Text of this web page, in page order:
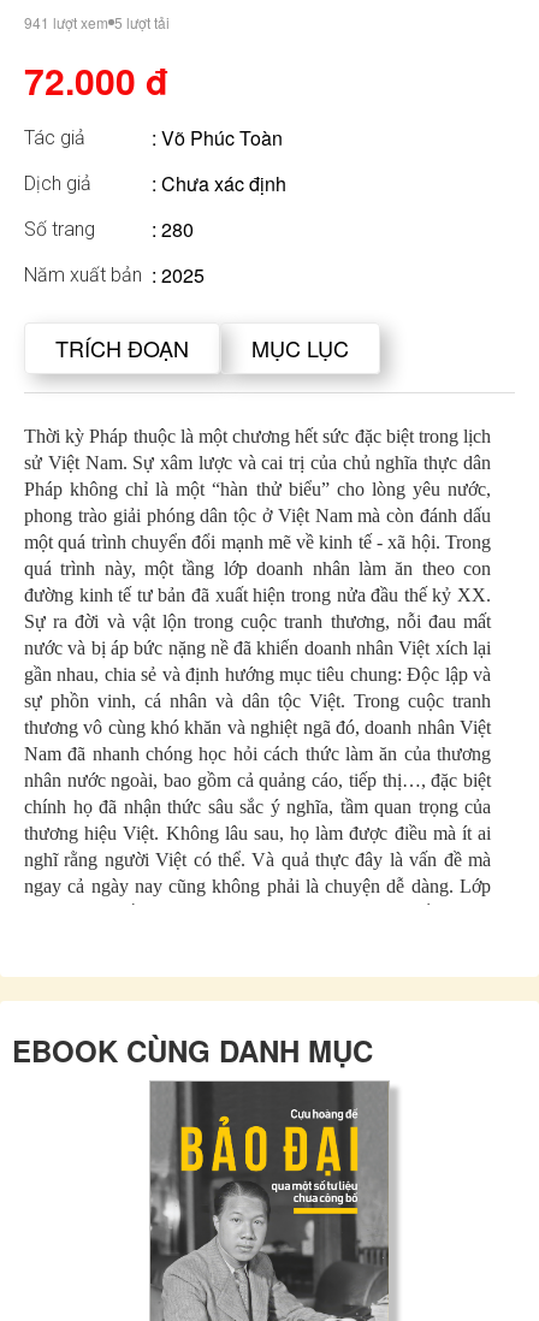
941 lượt xem 5 lượt tải
72.000 đ
Tác giả : Võ Phúc Toàn
Dịch giả : Chưa xác định
Số trang : 280
Năm xuất bản : 2025
TRÍCH ĐOẠN MỤC LỤC
Thời kỳ Pháp thuộc là một chương hết sức đặc biệt trong lịch
sử Việt Nam. Sự xâm lược và cai trị của chủ nghĩa thực dân
Pháp không chỉ là một “hàn thử biểu” cho lòng yêu nước,
phong trào giải phóng dân tộc ở Việt Nam mà còn đánh dấu
một quá trình chuyển đổi mạnh mẽ về kinh tế - xã hội. Trong
quá trình này, một tầng lớp doanh nhân làm ăn theo con
đường kinh tế tư bản đã xuất hiện trong nửa đầu thế kỷ XX.
Sự ra đời và vật lộn trong cuộc tranh thương, nỗi đau mất
nước và bị áp bức nặng nề đã khiến doanh nhân Việt xích lại
gần nhau, chia sẻ và định hướng mục tiêu chung: Độc lập và
sự phồn vinh, cá nhân và dân tộc Việt. Trong cuộc tranh
thương vô cùng khó khăn và nghiệt ngã đó, doanh nhân Việt
Nam đã nhanh chóng học hỏi cách thức làm ăn của thương
nhân nước ngoài, bao gồm cả quảng cáo, tiếp thị…, đặc biệt
chính họ đã nhận thức sâu sắc ý nghĩa, tầm quan trọng của
thương hiệu Việt. Không lâu sau, họ làm được điều mà ít ai
nghĩ rằng người Việt có thể. Và quả thực đây là vấn đề mà
ngay cả ngày nay cũng không phải là chuyện dễ dàng. Lớp
đức kinh doanh của người Việt. Họ đã làm nên hình ảnh mới
EBOOK CÙNG DANH MỤC